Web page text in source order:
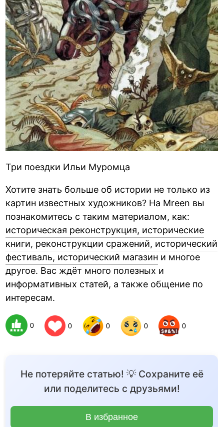
Три поездки Ильи Муромца
Хотите знать больше об истории не только из
картин известных художников? На Mreen вы
познакомитесь с таким материалом, как:
историческая реконструкция, исторические
книги, реконструкции сражений, исторический
фестиваль, исторический магазин и многое
другое. Вас ждёт много полезных и
информативных статей, а также общение по
интересам.
0 0 0 0 0
Не потеряйте статью! 💡 Сохраните её
или поделитесь с друзьями!
В избранное